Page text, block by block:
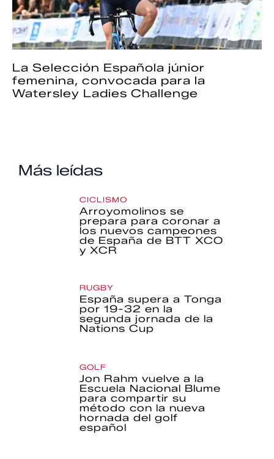
La Selección Española júnior
femenina, convocada para la
Watersley Ladies Challenge
Más leídas
CICLISMO
Arroyomolinos se
prepara para coronar a
los nuevos campeones
de España de BTT XCO
y XCR
RUGBY
España supera a Tonga
por 19-32 en la
segunda jornada de la
Nations Cup
GOLF
Jon Rahm vuelve a la
Escuela Nacional Blume
para compartir su
método con la nueva
hornada del golf
español